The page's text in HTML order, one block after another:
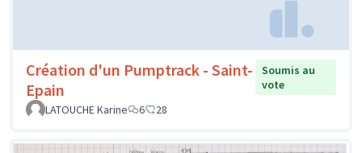
Création d'un Pumptrack - Saint-
Epain
Soumis au
vote
LATOUCHE Karine
6 28